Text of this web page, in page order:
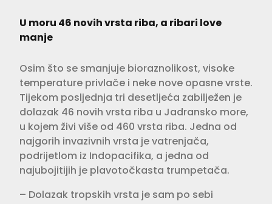
U moru 46 novih vrsta riba, a ribari love
manje
Osim što se smanjuje bioraznolikost, visoke
temperature privlače i neke nove opasne vrste.
Tijekom posljednja tri desetljeća zabilježen je
dolazak 46 novih vrsta riba u Jadransko more,
u kojem živi više od 460 vrsta riba. Jedna od
najgorih invazivnih vrsta je vatrenjača,
podrijetlom iz Indopacifika, a jedna od
najubojitijih je plavotočkasta trumpetača.
– Dolazak tropskih vrsta je sam po sebi